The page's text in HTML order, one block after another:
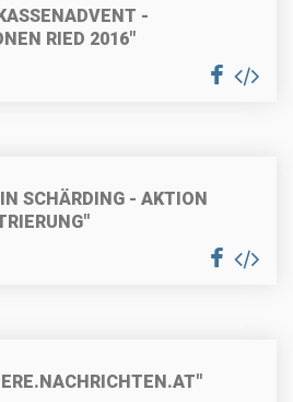
-
RIED 2016"
SCHÄRDING - AKTION